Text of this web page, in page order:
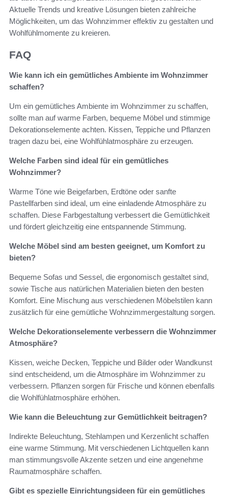
Aktuelle Trends und kreative Lösungen bieten zahlreiche
Möglichkeiten, um das Wohnzimmer effektiv zu gestalten und
Wohlfühlmomente zu kreieren.
FAQ
Wie kann ich ein gemütliches Ambiente im Wohnzimmer
schaffen?
Um ein gemütliches Ambiente im Wohnzimmer zu schaffen,
sollte man auf warme Farben, bequeme Möbel und stimmige
Dekorationselemente achten. Kissen, Teppiche und Pflanzen
tragen dazu bei, eine Wohlfühlatmosphäre zu erzeugen.
Welche Farben sind ideal für ein gemütliches
Wohnzimmer?
Warme Töne wie Beigefarben, Erdtöne oder sanfte
Pastellfarben sind ideal, um eine einladende Atmosphäre zu
schaffen. Diese Farbgestaltung verbessert die Gemütlichkeit
und fördert gleichzeitig eine entspannende Stimmung.
Welche Möbel sind am besten geeignet, um Komfort zu
bieten?
Bequeme Sofas und Sessel, die ergonomisch gestaltet sind,
sowie Tische aus natürlichen Materialien bieten den besten
Komfort. Eine Mischung aus verschiedenen Möbelstilen kann
zusätzlich für eine gemütliche Wohnzimmergestaltung sorgen.
Welche Dekorationselemente verbessern die Wohnzimmer
Atmosphäre?
Kissen, weiche Decken, Teppiche und Bilder oder Wandkunst
sind entscheidend, um die Atmosphäre im Wohnzimmer zu
verbessern. Pflanzen sorgen für Frische und können ebenfalls
die Wohlfühlatmosphäre erhöhen.
Wie kann die Beleuchtung zur Gemütlichkeit beitragen?
Indirekte Beleuchtung, Stehlampen und Kerzenlicht schaffen
eine warme Stimmung. Mit verschiedenen Lichtquellen kann
man stimmungsvolle Akzente setzen und eine angenehme
Raumatmosphäre schaffen.
Gibt es spezielle Einrichtungsideen für ein gemütliches